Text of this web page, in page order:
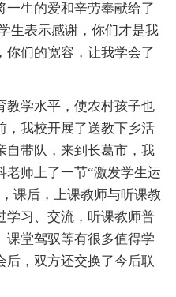
一生的爱和辛劳奉献给了
生表示感谢，你们才是我
你们的宽容，让我学会了
学水平，使农村孩子也
，我校开展了送教下乡活
自带队，来到长葛市，我
老师上了一节“激发学生运
课后，上课教师与听课教
学习、交流，听课教师普
课堂驾驭等有很多值得学
后，双方还交换了今后联